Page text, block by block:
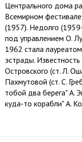
Центрального дома
Всемирном
(1957). Недолго
под управлением О.
1962 стала
эстрады.
Островского (ст. Л.
Пахмутовой (ст. С.
тобой два берега" А.
куда-то корабли" А.